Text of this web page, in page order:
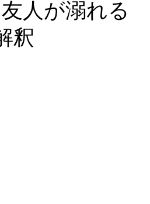
友人が溺れる
釈